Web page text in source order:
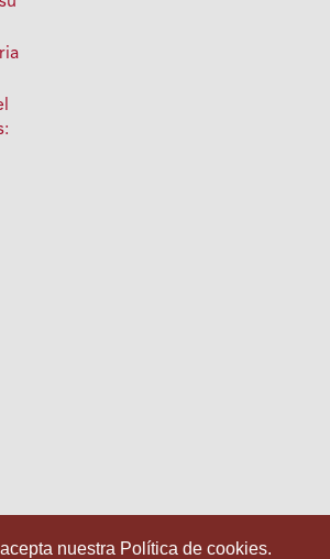
nuestra Política de cookies.